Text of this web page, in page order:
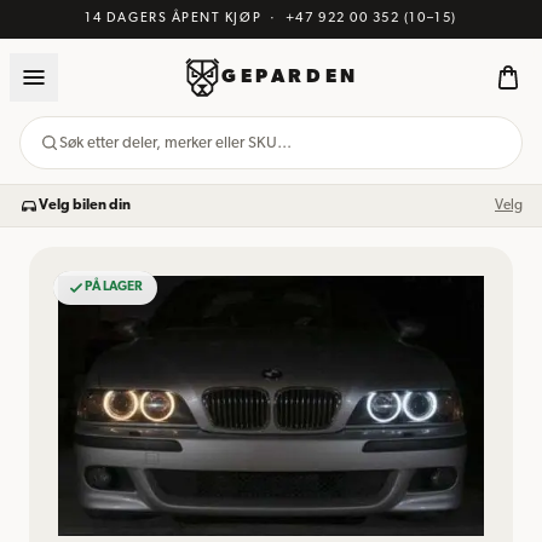
14 DAGERS ÅPENT KJØP · +47 922 00 352 (10–15)
GEPARDEN
Søk etter deler, merker eller SKU…
Velg bilen din Velg
PÅ LAGER